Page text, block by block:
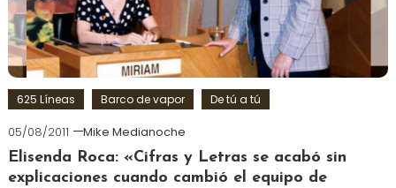
625 Líneas Barco de vapor De tú a tú
05/08/2011
Mike Medianoche
Elisenda Roca: «Cifras y Letras se acabó sin
explicaciones cuando cambió el equipo de